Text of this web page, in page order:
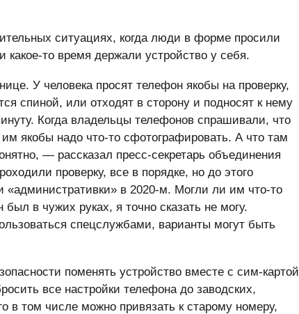
ситуациях, когда люди в форме просили
какое-то время держали устройство у себя.
У человека просят телефон якобы на проверку,
спиной, или отходят в сторону и подносят к нему
Когда владельцы телефонов спрашивали, что
якобы надо что-то сфотографировать. А что там
— рассказал пресс-секретарь объединения
проверку, все в порядке, но до этого
в 2020-м. Могли ли им что-то
в чужих руках, я точно сказать не могу.
спецслужбами, варианты могут быть
поменять устройство вместе с сим-картой
все настройки телефона до заводских,
в том числе можно привязать к старому номеру,